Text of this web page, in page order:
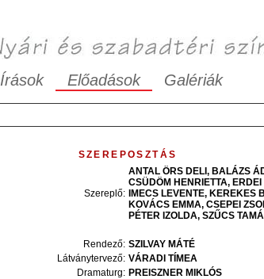
Írások Előadások Galériák
SZEREPOSZTÁS
Szereplő:
ANTAL ÖRS DELI BALÁZS
CSÜDÖM HENRIETTA ERDEI
IMECS LEVENTE KEREKES
KOVÁCS EMMA CSEPEI
PÉTER IZOLDA SZŰCS
Rendező: SZILVAY MÁTÉ
Látványtervező: VÁRADI TÍMEA
Dramaturg: PREISZNER MIKLÓS